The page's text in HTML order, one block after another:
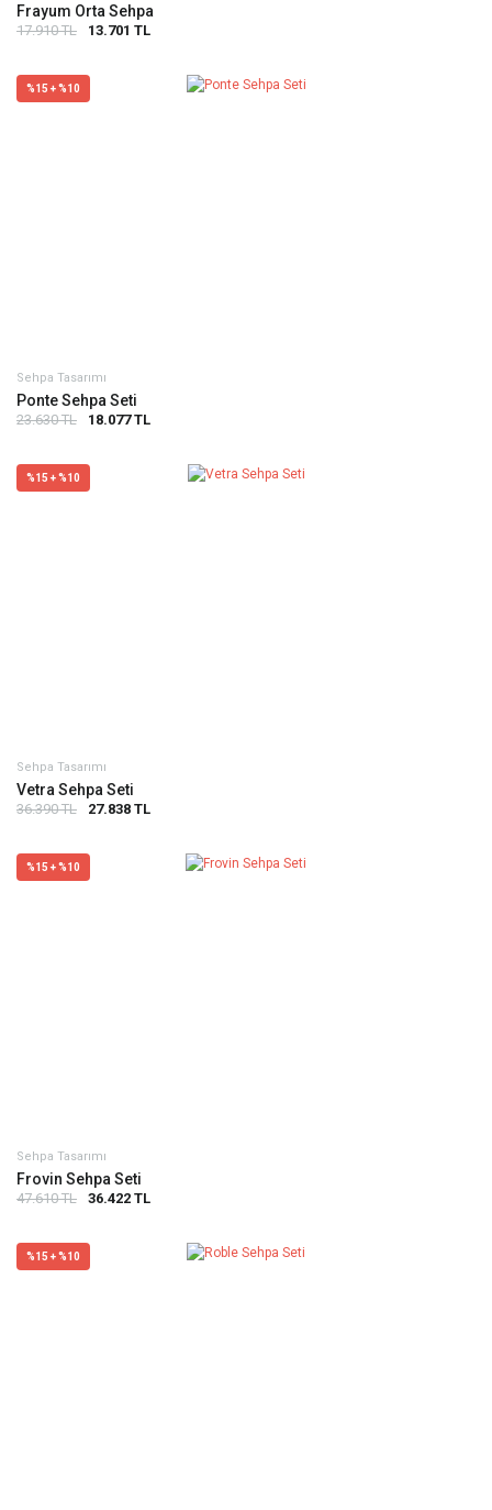
Frayum Orta Sehpa
17.910 TL 13.701 TL
%15 + %10
Sehpa Tasarımı
Ponte Sehpa Seti
23.630 TL 18.077 TL
%15 + %10
Sehpa Tasarımı
Vetra Sehpa Seti
36.390 TL 27.838 TL
%15 + %10
Sehpa Tasarımı
Frovin Sehpa Seti
47.610 TL 36.422 TL
%15 + %10